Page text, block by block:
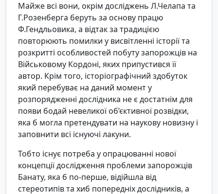
Майже всі вони, окрім досліджень Л.Челапа та
Г.Розенберга беруть за основу працю
Ф.Гендльовика, а відтак за традицією
повторюють помилки у висвітленні історії та
розкритті особливостей побуту запорожців на
Військовому Кордоні, яких припустився її
автор. Крім того, історіографічний здобуток
який перебуває на даний момент у
розпорядженні дослідника не є достатнім для
появи бодай невеликої об’єктивної розвідки,
яка б могла претендувати на наукову новизну і
заповнити всі існуючі лакуни.
Тобто існує потреба у опрацюванні нової
концепції дослідження проблеми запорожців
Банату, яка б по-перше, відійшла від
стереотипів та хиб попередніх дослідників, а